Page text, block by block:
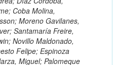
Coba Molina,
Moreno Gavilanes,
Santamaría Freire,
Novillo Maldonado,
Felipe; Espinoza
Miguel; Palomeque